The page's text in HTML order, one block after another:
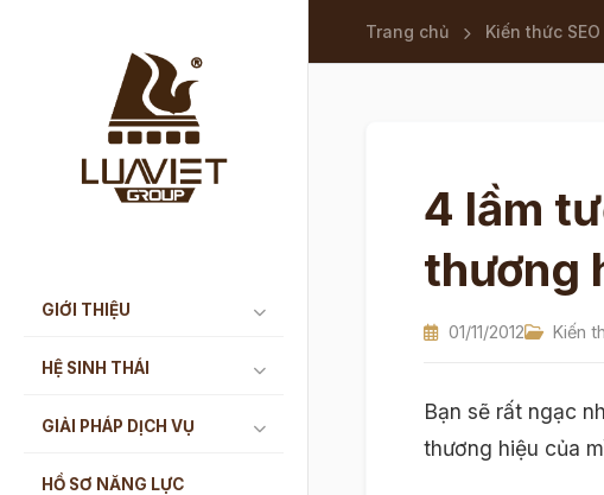
GIỚI THIỆU
HỆ SINH THÁI
GIẢI PHÁP DỊCH VỤ
HỒ SƠ NĂNG LỰC
Trang chủ Kiến thức SEO
4 lầm
thương
01/11/2012 Kiến
Bạn sẽ rất ngạc
thương hiệu của